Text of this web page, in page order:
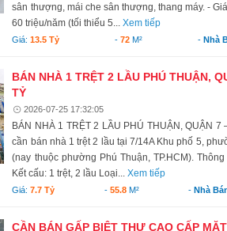
sân thượng, mái che sân thượng, thang máy. -
60 triệu/năm (tối thiểu 5...Xem tiếp
Giá:13.5 Tỷ -72 M² - Nhà
BÁN NHÀ 1 TRỆT 2 LẦU PHÚ THUẬN,
TỶ
2026-07-25 17:32:05
BÁN NHÀ 1 TRỆT 2 LẦU PHÚ THUẬN, QUẬN 7
cần bán nhà 1 trệt 2 lầu tại 7/14A Khu phố 5,
(nay thuộc phường Phú Thuận, TP.HCM).
Kết cấu: 1 trệt, 2 lầu Loại...Xem tiếp
Giá:7.7 Tỷ - 55.8M² -Nhà
CẦN BÁN GẤP BIỆT THỰ CAO CẤP